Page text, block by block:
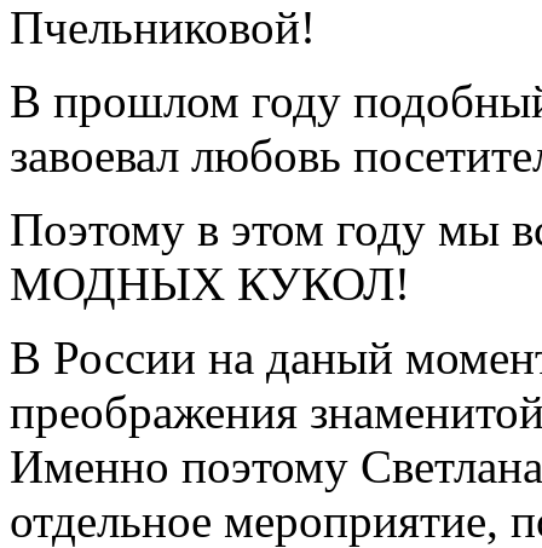
Пчельниковой!
В прошлом году
завоевал любовь
Поэтому в этом году мы
МОДНЫХ КУКОЛ!
В России на даный
преображения
Именно поэтому
отдельное мероприятие,